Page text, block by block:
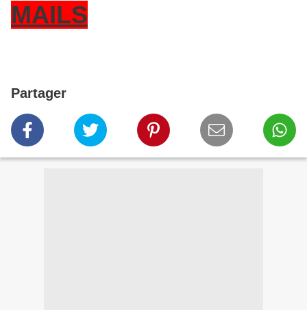
MAILS
Partager